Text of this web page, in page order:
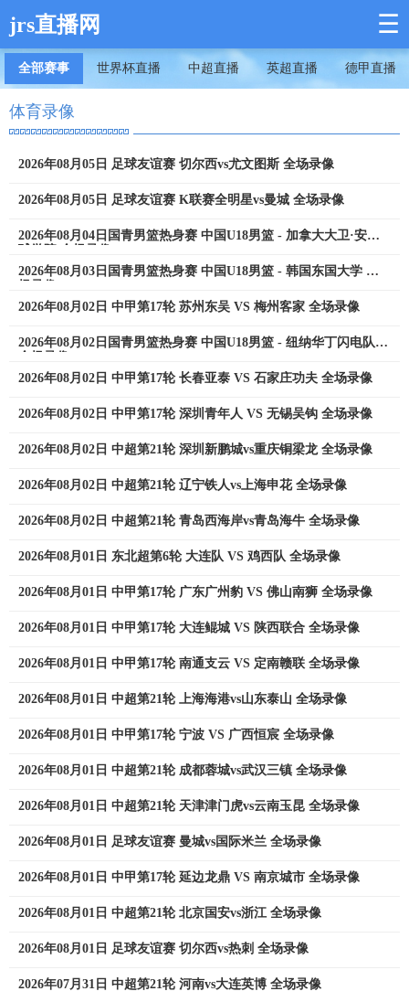
jrs直播网 ☰
全部赛事 世界杯直播 中超直播 英超直播 德甲直播
体育录像
2026年08月05日 足球友谊赛 切尔西vs尤文图斯 全场录像
2026年08月05日 足球友谊赛 K联赛全明星vs曼城 全场录像
2026年08月04日国青男篮热身赛 中国U18男篮 - 加拿大大卫·安篮
2026年08月03日国青男篮热身赛 中国U18男篮 - 韩国东国大学 全
2026年08月02日 中甲第17轮 苏州东吴 VS 梅州客家 全场录像
2026年08月02日国青男篮热身赛 中国U18男篮 - 纽纳华丁闪电队
2026年08月02日 中甲第17轮 长春亚泰 VS 石家庄功夫 全场录像
2026年08月02日 中甲第17轮 深圳青年人 VS 无锡吴钩 全场录像
2026年08月02日 中超第21轮 深圳新鹏城vs重庆铜梁龙 全场录像
2026年08月02日 中超第21轮 辽宁铁人vs上海申花 全场录像
2026年08月02日 中超第21轮 青岛西海岸vs青岛海牛 全场录像
2026年08月01日 东北超第6轮 大连队 VS 鸡西队 全场录像
2026年08月01日 中甲第17轮 广东广州豹 VS 佛山南狮 全场录像
2026年08月01日 中甲第17轮 大连鲲城 VS 陕西联合 全场录像
2026年08月01日 中甲第17轮 南通支云 VS 定南赣联 全场录像
2026年08月01日 中超第21轮 上海海港vs山东泰山 全场录像
2026年08月01日 中甲第17轮 宁波 VS 广西恒宸 全场录像
2026年08月01日 中超第21轮 成都蓉城vs武汉三镇 全场录像
2026年08月01日 中超第21轮 天津津门虎vs云南玉昆 全场录像
2026年08月01日 足球友谊赛 曼城vs国际米兰 全场录像
2026年08月01日 中甲第17轮 延边龙鼎 VS 南京城市 全场录像
2026年08月01日 中超第21轮 北京国安vs浙江 全场录像
2026年08月01日 足球友谊赛 切尔西vs热刺 全场录像
2026年07月31日 中超第21轮 河南vs大连英博 全场录像